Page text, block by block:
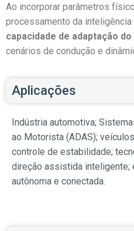
Ao incorporar parâmetros
processamento da
capacidade de adaptação
cenários de condução e
Aplicações
Indústria automotiva;
ao Motorista (ADAS);
controle de estabilidade;
direção assistida inteligente;
autônoma e conectada.